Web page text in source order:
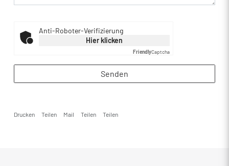
Anti-Roboter-Verifizierung
Hier klicken
FriendlyCaptcha
Senden
Drucken Teilen Mail Teilen Teilen